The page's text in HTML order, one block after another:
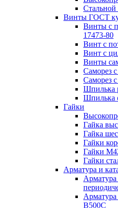
Стальной
Винты ГОСТ
Винты с
17473-80
Винт с
Винт с
Винты
Саморез
Саморез
Шпилька
Шпилька
Гайки
Гайка
Гайка
Гайки
Гайки
Гайки
Арматура и
В500С